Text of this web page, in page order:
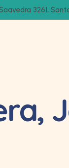
Saavedra 3261,